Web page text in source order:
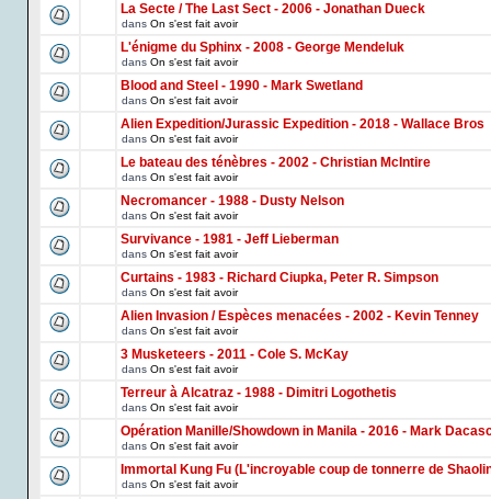
La Secte / The Last Sect - 2006 - Jonathan Dueck
dans On s'est fait avoir
L'énigme du Sphinx - 2008 - George Mendeluk
dans On s'est fait avoir
Blood and Steel - 1990 - Mark Swetland
dans On s'est fait avoir
Alien Expedition/Jurassic Expedition - 2018 - Wallace Bros
dans On s'est fait avoir
Le bateau des ténèbres - 2002 - Christian McIntire
dans On s'est fait avoir
Necromancer - 1988 - Dusty Nelson
dans On s'est fait avoir
Survivance - 1981 - Jeff Lieberman
dans On s'est fait avoir
Curtains - 1983 - Richard Ciupka, Peter R. Simpson
dans On s'est fait avoir
Alien Invasion / Espèces menacées - 2002 - Kevin Tenney
dans On s'est fait avoir
3 Musketeers - 2011 - Cole S. McKay
dans On s'est fait avoir
Terreur à Alcatraz - 1988 - Dimitri Logothetis
dans On s'est fait avoir
Opération Manille/Showdown in Manila - 2016 - Mark
dans On s'est fait avoir
Immortal Kung Fu (L'incroyable coup de tonnerre de
dans On s'est fait avoir